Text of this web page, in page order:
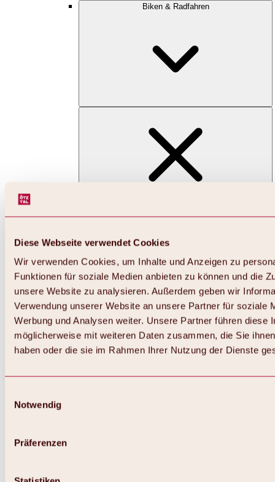
Diese Webseite verwendet Cookies
Wir verwenden Cookies, um Inhalte und Anzeigen zu
Funktionen für soziale Medien anbieten zu können und die
unsere Website zu analysieren. Außerdem geben wir
Verwendung unserer Website an unsere Partner für soziale
Werbung und Analysen weiter. Unsere Partner führen diese
möglicherweise mit weiteren Daten zusammen, die Sie
haben oder die sie im Rahmen Ihrer Nutzung der Dienste
Notwendig
Präferenzen
Biken & Radfahren